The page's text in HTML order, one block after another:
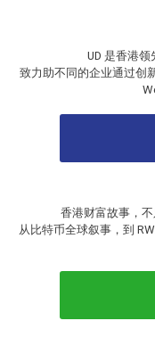
UD 是香港
致力助不同的企业通过创
香港财富故事，
从比特币全球叙事，到